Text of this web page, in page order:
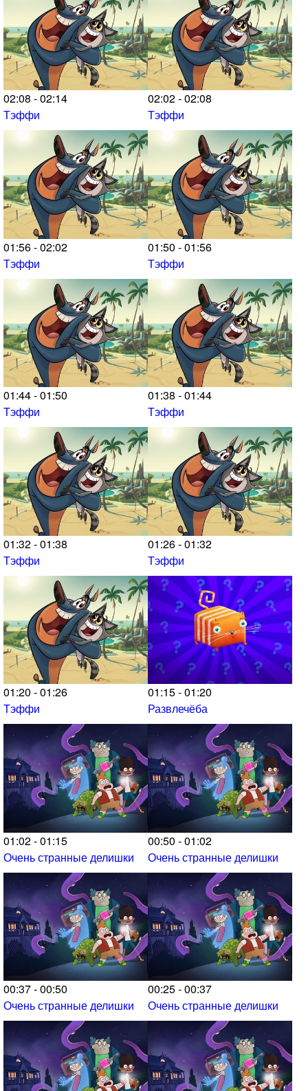
02:08 - 02:14
Тэффи
02:02 - 02:08
Тэффи
01:56 - 02:02
Тэффи
01:50 - 01:56
Тэффи
01:44 - 01:50
Тэффи
01:38 - 01:44
Тэффи
01:32 - 01:38
Тэффи
01:26 - 01:32
Тэффи
01:20 - 01:26
Тэффи
01:15 - 01:20
Развлечёба
01:02 - 01:15
Очень странные делишки
00:50 - 01:02
Очень странные делишки
00:37 - 00:50
Очень странные делишки
00:25 - 00:37
Очень странные делишки